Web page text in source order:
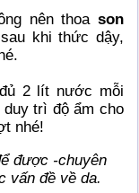
nên thoa son
khi thức dậy,
2 lít nước mỗi
trì độ ẩm cho
nhé!
được -chuyên
vấn đề về da.